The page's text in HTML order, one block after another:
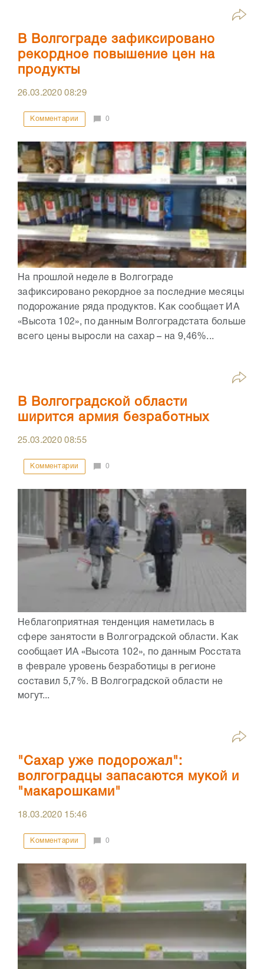
В Волгограде зафиксировано
рекордное повышение цен на
продукты
26.03.202008:29
Комментарии 0
На прошлой неделе в Волгограде
зафиксировано рекордное за последние месяцы
подорожание ряда продуктов. Как сообщает ИА
«Высота 102», по данным Волгоградстата больше
всего цены выросли на сахар – на 9,46%...
В Волгоградской области
ширится армия безработных
25.03.202008:55
Комментарии 0
Неблагоприятная тенденция наметилась в
сфере занятости в Волгоградской области. Как
сообщает ИА «Высота 102», по данным Росстата
в феврале уровень безработицы в регионе
составил 5,7%. В Волгоградской области не
могут...
"Сахар уже подорожал":
волгоградцы запасаются мукой и
"макарошками"
18.03.2020 15:46
Комментарии 0